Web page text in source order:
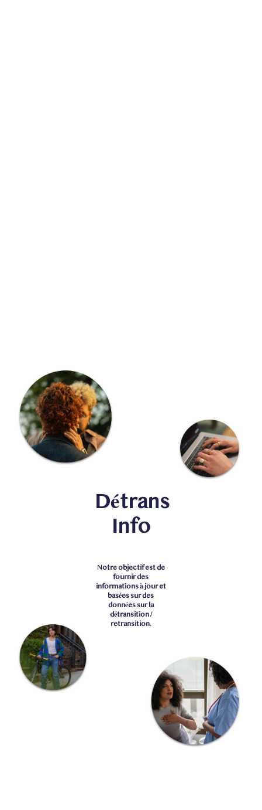
Détrans
Info
Notre objectif est de
fournir des
informations à jour et
basées sur des
données sur la
détransition /
retransition.